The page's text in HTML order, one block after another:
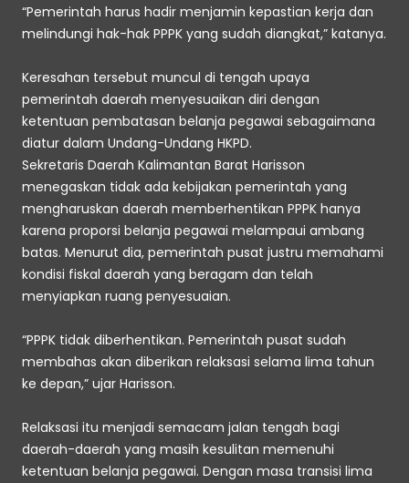
“Pemerintah harus hadir menjamin kepastian kerja dan
Keresahan tersebut muncul di tengah upaya
pemerintah daerah menyesuaikan diri dengan
ketentuan pembatasan belanja pegawai sebagaimana
diatur dalam Undang-Undang HKPD.
Sekretaris Daerah Kalimantan Barat Harisson
menegaskan tidak ada kebijakan pemerintah yang
mengharuskan daerah memberhentikan PPPK hanya
karena proporsi belanja pegawai melampaui ambang
batas. Menurut dia, pemerintah pusat justru memahami
kondisi fiskal daerah yang beragam dan telah
menyiapkan ruang penyesuaian.
“PPPK tidak diberhentikan. Pemerintah pusat sudah
membahas akan diberikan relaksasi selama lima tahun
ke depan,” ujar Harisson.
Relaksasi itu menjadi semacam jalan tengah bagi
daerah-daerah yang masih kesulitan memenuhi
ketentuan belanja pegawai. Dengan masa transisi lima